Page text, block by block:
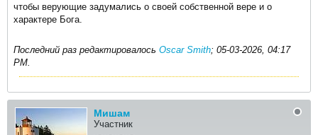
чтобы верующие задумались о своей собственной вере и о
характере Бога.
Последний раз редактировалось Oscar Smith; 05-03-2026, 04:17
PM
Мишам
Участник